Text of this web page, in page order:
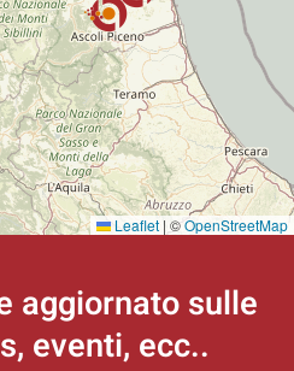
Leaflet | ©OpenStreetMap
aggiornato sulle
eventi, ecc..